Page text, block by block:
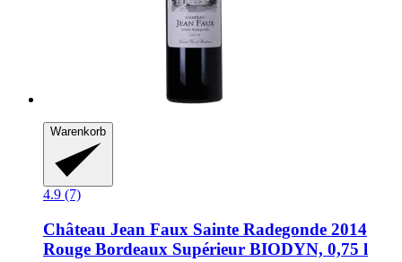
Warenkorb
4.9 (7)
Château Jean Faux Sainte Radegonde 2014
Rouge Bordeaux Supérieur BIODYN, 0,75 l